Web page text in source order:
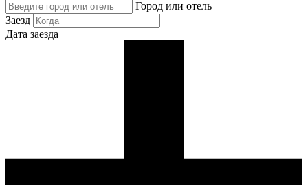
Город или отель
Заезд
Дата заезда